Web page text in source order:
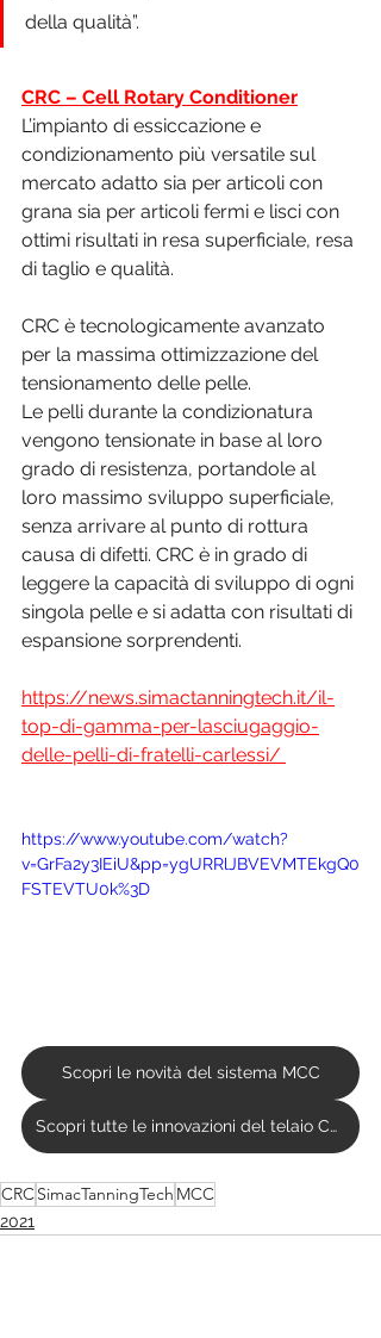
della qualità”.
CRC – Cell Rotary Conditioner
L’impianto di essiccazione e
condizionamento più versatile sul
mercato adatto sia per articoli con
grana sia per articoli fermi e lisci con
ottimi risultati in resa superficiale, resa
di taglio e qualità.
CRC è tecnologicamente avanzato
per la massima ottimizzazione del
tensionamento delle pelle.
Le pelli durante la condizionatura
vengono tensionate in base al loro
grado di resistenza, portandole al
loro massimo sviluppo superficiale,
senza arrivare al punto di rottura
causa di difetti. CRC è in grado di
leggere la capacità di sviluppo di ogni
singola pelle e si adatta con risultati di
espansione sorprendenti.
https://news.simactanningtech.it/il-
top-di-gamma-per-lasciugaggio-
delle-pelli-di-fratelli-carlessi/
https://www.youtube.com/watch?
v=GrFa2y3IEiU&pp=ygURRlJBVEVMTEkgQ0
FSTEVTU0k%3D
Scopri le novità del sistema MCC
Scopri tutte le innovazioni del telaio CRC
CRCSimacTanningTech MCC
2021